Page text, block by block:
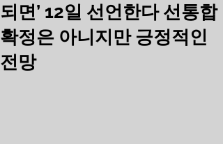
되면’ 12일 선언한다 선통합
확정은 아니지만 긍정적인
전망